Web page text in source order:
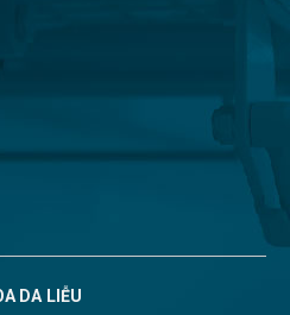
DA LIỄU